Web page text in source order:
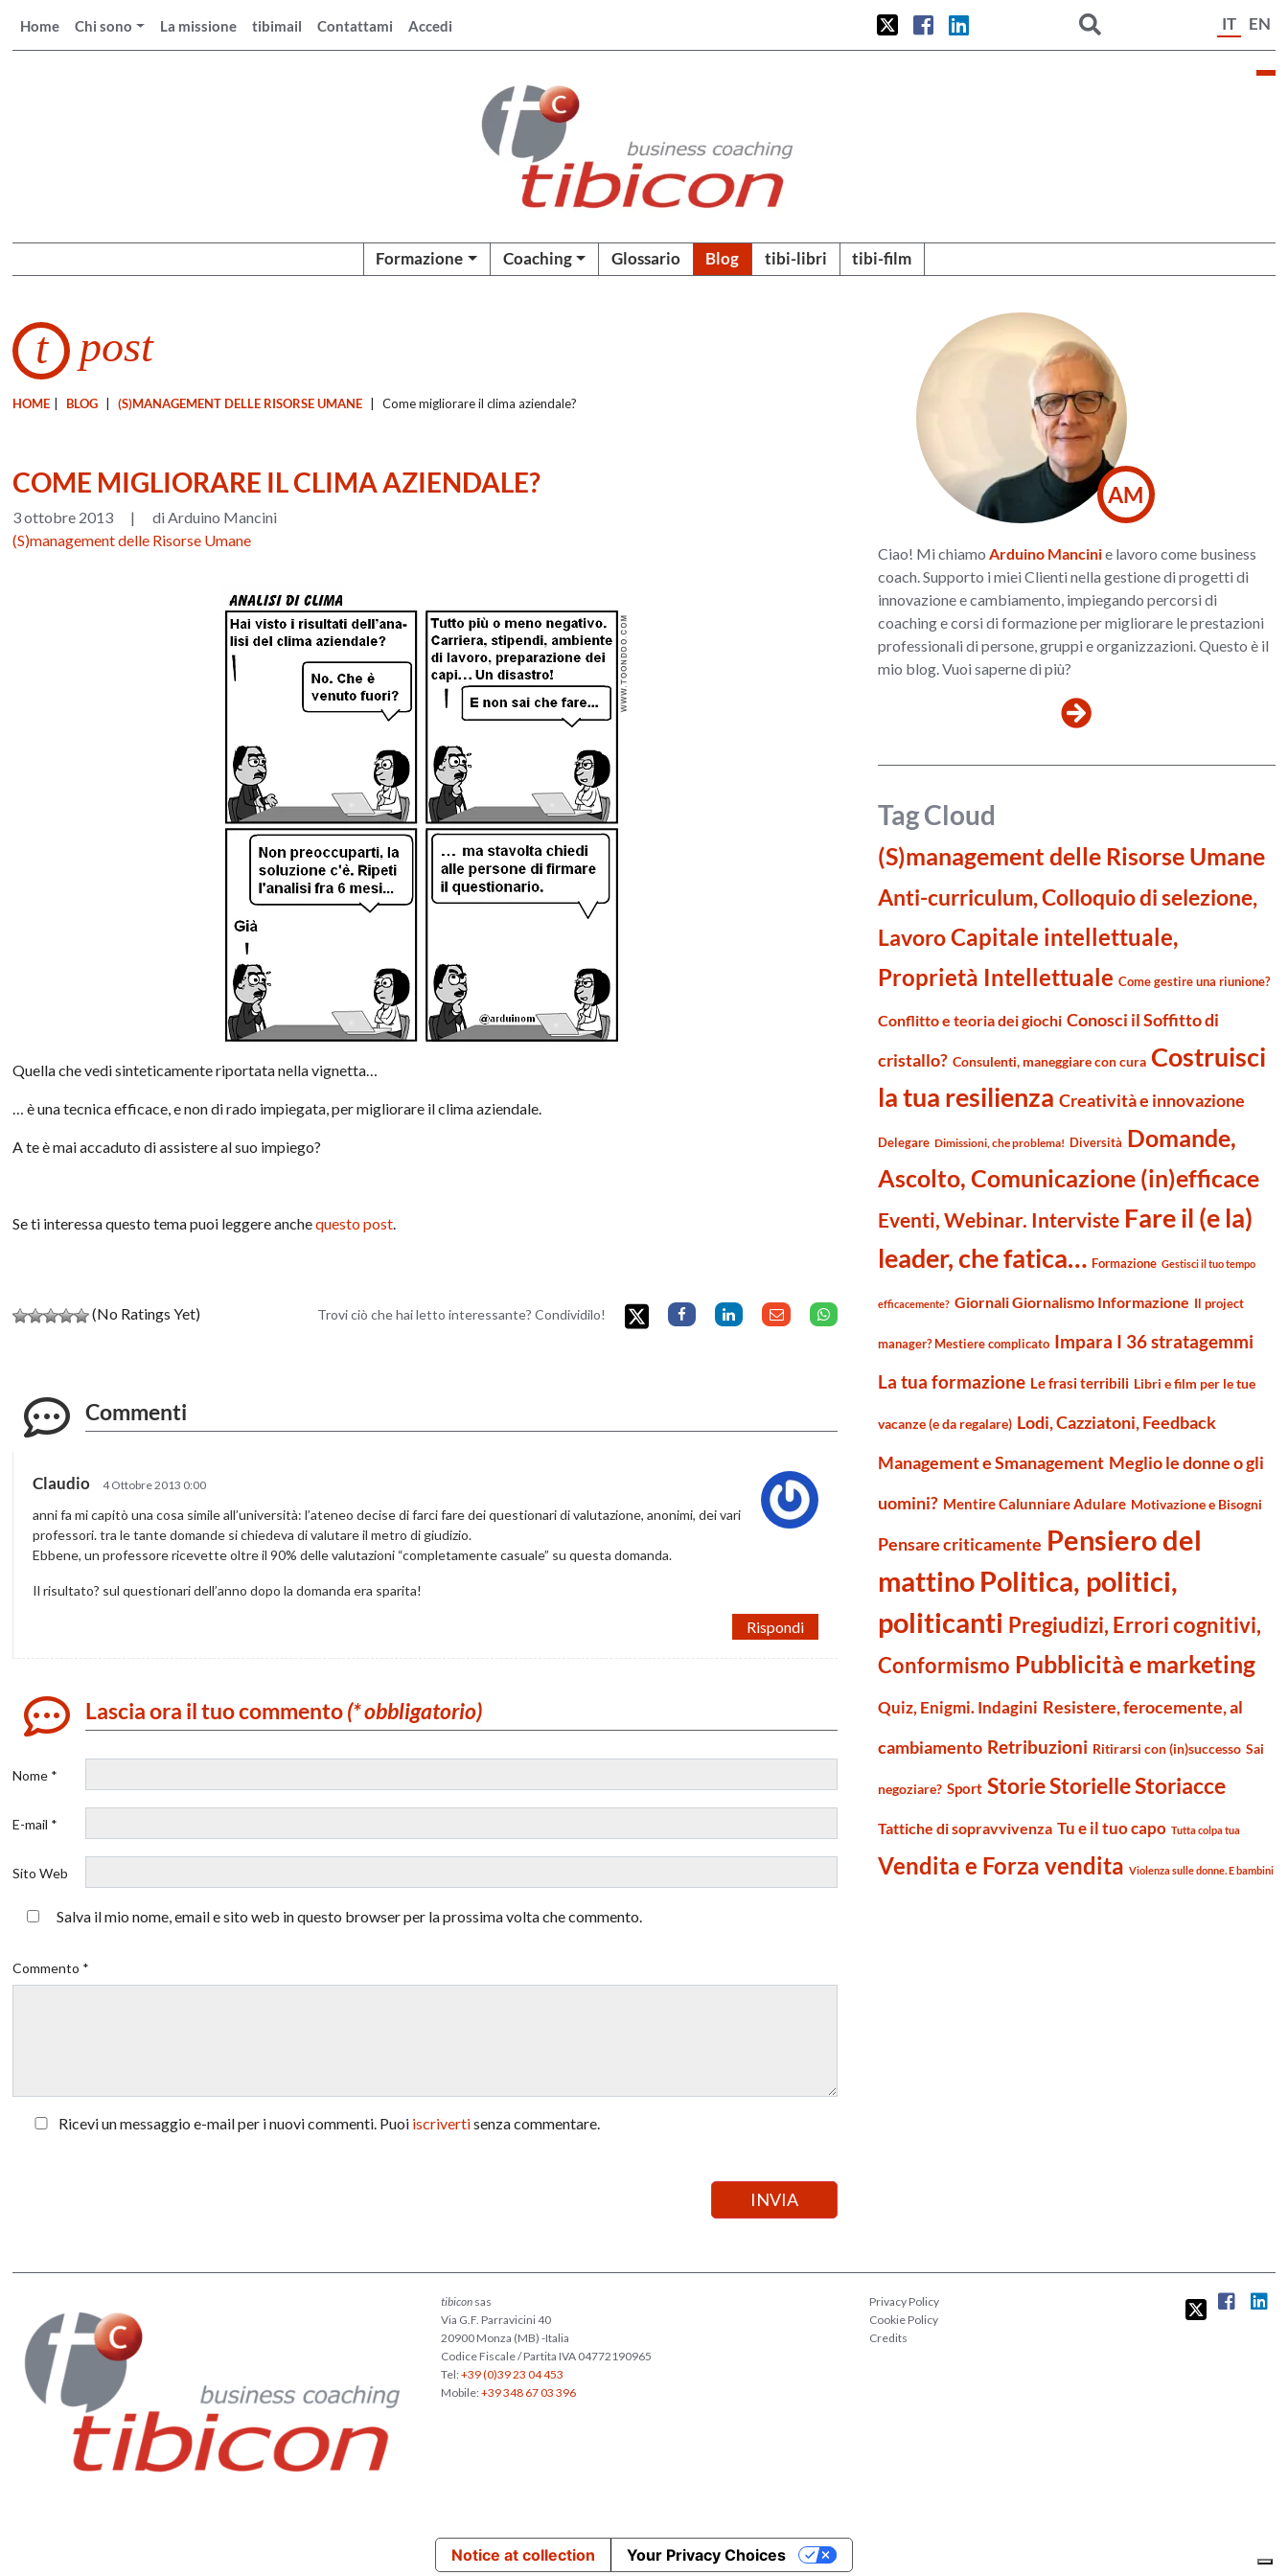
Home Chi sono La missione tibimail Contattami Accedi IT EN
Formazione Coaching Glossario Blog tibi-libri tibi-film
t post
HOME BLOG (S)MANAGEMENT DELLE RISORSE UMANE Come migliorare il clima aziendale?
COME MIGLIORARE IL CLIMA AZIENDALE?
3 ottobre 2013 |
di Arduino Mancini
(S)management delle Risorse Umane
Quella che vedi sinteticamente riportata nella vignetta…
… è una tecnica efficace, e non di rado impiegata, per migliorare il clima aziendale.
A te è mai accaduto di assistere al suo impiego?
Se ti interessa questo tema puoi leggere anchequesto post.
(No Ratings Yet) Trovi ciò che hai letto interessante? Condividilo!
Commenti
Claudio 4 Ottobre 2013 0:00
anni fa mi capitò una cosa simile all’università: l’ateneo decise di farci fare dei questionari di valutazione, anonimi, dei vari
professori. tra le tante domande si chiedeva di valutare il metro di giudizio.
Ebbene, un professore ricevette oltre il 90% delle valutazioni “completamente casuale” su questa domanda.
Il risultato? sul questionari dell’anno dopo la domanda era sparita!
Rispondi
Lascia ora il tuo commento(* obbligatorio)
Nome *
E-mail *
Sito Web
Salva il mio nome, email e sito web in questo browser per la prossima volta che commento.
Commento *
Ricevi un messaggio e-mail per i nuovi commenti. Puoi iscrivertisenza commentare.
AM
Ciao! Mi chiamo Arduino Mancinie lavoro come business
coach. Supporto i miei Clienti nella gestione di progetti di
innovazione e cambiamento, impiegando percorsi di
coaching e corsi di formazione per migliorare le prestazioni
professionali di persone, gruppi e organizzazioni. Questo è il
mio blog. Vuoi saperne di più?
Tag Cloud
(S)management delle Risorse Umane
Anti-curriculum, Colloquio di selezione,
LavoroCapitale intellettuale,
Proprietà Intellettuale Come gestire una riunione?
Conflitto e teoria dei giochi Conosci il Soffitto di
cristallo? Consulenti, maneggiare con cura Costruisci
la tua resilienza Creatività e innovazione
Delegare Dimissioni, che problema! Diversità Domande,
Ascolto, Comunicazione (in)efficace
Eventi, Webinar. Interviste Fare il (e la)
leader, che fatica… Formazione Gestisci il tuo tempo
efficacemente? Giornali Giornalismo Informazione Il project
manager? Mestiere complicato Impara I 36 stratagemmi
La tua formazione Le frasi terribili Libri e film per le tue
vacanze (e da regalare) Lodi, Cazziatoni, Feedback
Management e Smanagement Meglio le donne o gli
uomini? Mentire Calunniare Adulare Motivazione e Bisogni
Pensare criticamente Pensiero del
mattino Politica, politici,
politicanti Pregiudizi, Errori cognitivi,
Conformismo Pubblicità e marketing
Quiz, Enigmi. Indagini Resistere, ferocemente, al
cambiamento Retribuzioni Ritirarsi con (in)successo Sai
negoziare? Sport Storie Storielle Storiacce
Tattiche di sopravvivenza Tu e il tuo capo Tutta colpa tua
Vendita e Forza vendita Violenza sulle donne. E bambini
tibiconsas
Via G.F. Parravicini 40
20900 Monza (MB) -Italia
Codice Fiscale / Partita IVA 04772190965
Tel:+39 (0)39 23 04 453
Mobile:+39 348 67 03 396
Privacy Policy
Cookie Policy
Credits
Notice at collection Your Privacy Choices